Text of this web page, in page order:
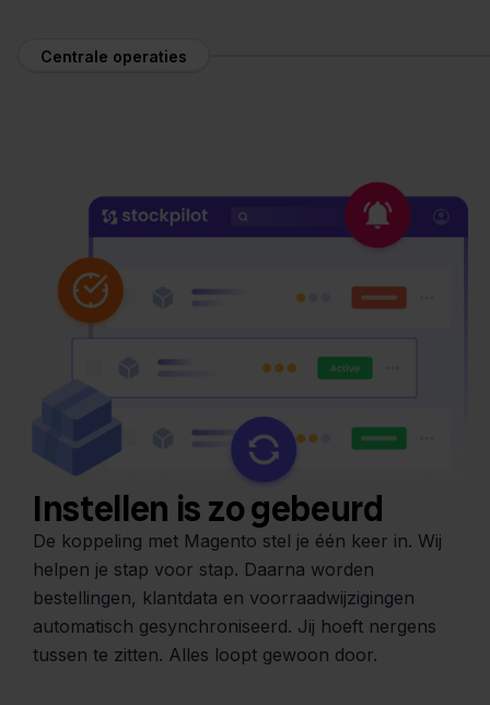
Centrale operaties
Instellen is zo gebeurd
De koppeling met Magento stel je één keer in. Wij
helpen je stap voor stap. Daarna worden
bestellingen, klantdata en voorraadwijzigingen
automatisch gesynchroniseerd. Jij hoeft nergens
tussen te zitten. Alles loopt gewoon door.